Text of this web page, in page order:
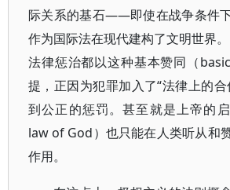
际关系的基石——即使在战争条件
作为国际法在现代建构了文明世界
法律惩治都以这种基本赞同（
提，正因为犯罪加入了“法律上的
到公正的惩罚。甚至就是上帝的
law of God）也只能在人类听从和
作用。